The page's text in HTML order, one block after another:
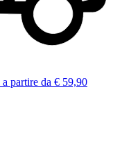
a partire da € 59,90